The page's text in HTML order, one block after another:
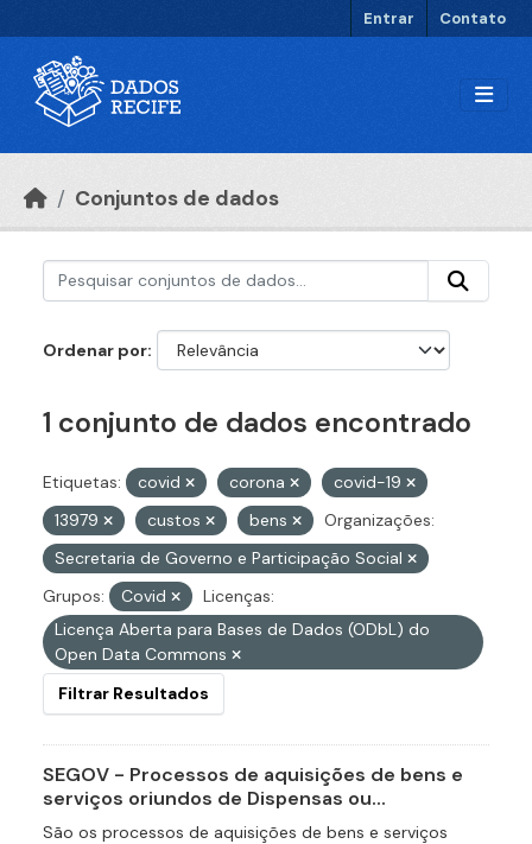
Entrar Contato
Conjuntos de dados
Ordenar por
1 conjunto de dados encontrado
Etiquetas: covid corona
covid-19
13979
custos bens
Organizações:
Secretaria de Governo e Participação Social
Grupos:
Covid
Licenças:
Licença Aberta para Bases de Dados (ODbL) do
Open Data Commons
Filtrar Resultados
SEGOV - Processos de aquisições de bens e
serviços oriundos de Dispensas ou...
São os processos de aquisições de bens e serviços